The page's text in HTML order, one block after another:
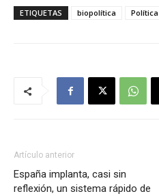
ETIQUETAS biopolítica Política
Artículo anterior
España implanta, casi sin
reflexión, un sistema rápido de